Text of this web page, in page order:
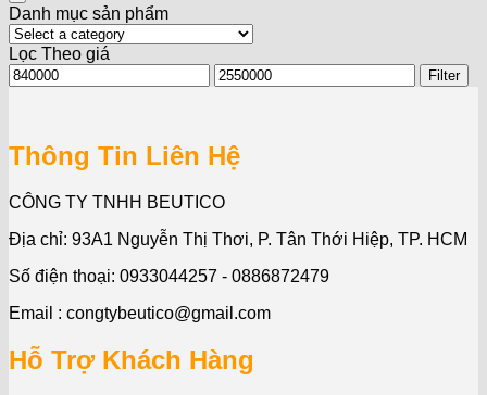
Danh mục sản phẩm
Lọc Theo giá
Min
price
Max
price
Filter
Thông Tin Liên Hệ
CÔNG TY TNHH BEUTICO
Địa chỉ: 93A1 Nguyễn Thị Thơi, P. Tân Thới Hiệp, TP. HCM
Số điện thoại: 0933044257 - 0886872479
Email : congtybeutico@gmail.com
Hỗ Trợ Khách Hàng